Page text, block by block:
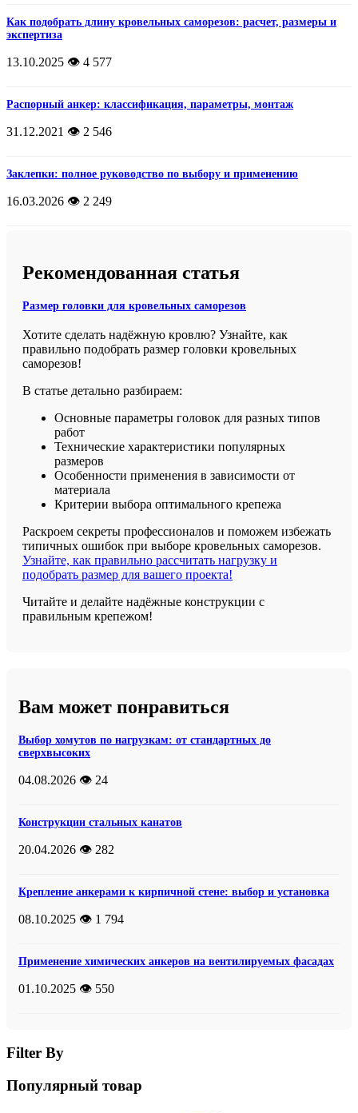
Как подобрать длину кровельных саморезов: расчет, размеры и
экспертиза
13.10.2025 👁️ 4 577
Распорный анкер: классификация, параметры, монтаж
31.12.2021 👁️ 2 546
Заклепки: полное руководство по выбору и применению
16.03.2026 👁️ 2 249
Рекомендованная статья
Размер головки для кровельных саморезов
Хотите сделать надёжную кровлю? Узнайте, как
правильно подобрать размер головки кровельных
саморезов!
В статье детально разбираем:
Основные параметры головок для разных типов
работ
Технические характеристики популярных
размеров
Особенности применения в зависимости от
материала
Критерии выбора оптимального крепежа
Раскроем секреты профессионалов и поможем избежать
типичных ошибок при выборе кровельных саморезов.
Узнайте, как правильно рассчитать нагрузку и
подобрать размер для вашего проекта!
Читайте и делайте надёжные конструкции с
правильным крепежом!
Вам может понравиться
Выбор хомутов по нагрузкам: от стандартных до
сверхвысоких
04.08.2026 👁️ 24
Конструкции стальных канатов
20.04.2026 👁️ 282
Крепление анкерами к кирпичной стене: выбор и установка
08.10.2025 👁️ 1 794
Применение химических анкеров на вентилируемых фасадах
01.10.2025 👁️ 550
Filter By
Популярный товар